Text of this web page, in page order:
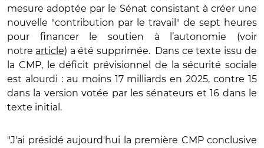
mesure adoptée par le Sénat consistant à créer une
nouvelle "contribution par le travail" de sept heures
pour financer le soutien à l’autonomie (voir
notre article) a été supprimée. Dans ce texte issu de
la CMP, le déficit prévisionnel de la sécurité sociale
est alourdi : au moins 17 milliards en 2025, contre 15
dans la version votée par les sénateurs et 16 dans le
texte initial.
"J'ai présidé aujourd'hui la première CMP conclusive